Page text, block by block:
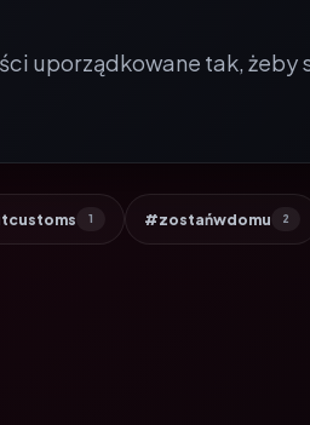
uporządkowane tak,
1 #zostańwdomu 2